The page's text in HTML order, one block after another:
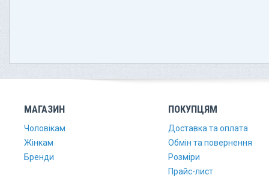
МАГАЗИН
Чоловікам
Жінкам
Бренди
ПОКУПЦЯМ
Доставка та оплата
Обмін та повернення
Розміри
Прайс-лист